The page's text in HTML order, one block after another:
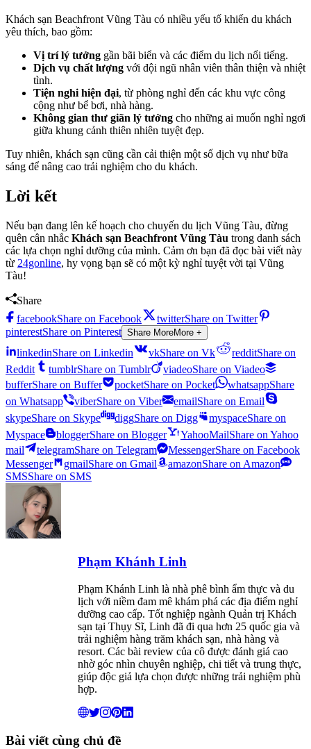
Khách sạn Beachfront Vũng Tàu có nhiều yếu tố khiến du khách
yêu thích, bao gồm:
Vị trí lý tưởng gần bãi biển và các điểm du lịch nổi tiếng.
Dịch vụ chất lượng với đội ngũ nhân viên thân thiện và nhiệt
tình.
Tiện nghi hiện đại, từ phòng nghỉ đến các khu vực công
cộng như bể bơi, nhà hàng.
Không gian thư giãn lý tưởng cho những ai muốn nghỉ ngơi
giữa khung cảnh thiên nhiên tuyệt đẹp.
Tuy nhiên, khách sạn cũng cần cải thiện một số dịch vụ như bữa
sáng để nâng cao trải nghiệm cho du khách.
Lời kết
Nếu bạn đang lên kế hoạch cho chuyến du lịch Vũng Tàu, đừng
quên cân nhắc Khách sạn Beachfront Vũng Tàu trong danh sách
các lựa chọn nghỉ dưỡng của mình. Cảm ơn bạn đã đọc bài viết này
từ 24gonline, hy vọng bạn sẽ có một kỳ nghỉ tuyệt vời tại Vũng
Tàu!
Share
facebookShare on Facebook twitterShare on Twitter
pinterestShare on Pinterest Share MoreMore +
linkedinShare on Linkedin vkShare on Vk redditShare on
Reddit
tumblrShare on Tumblr viadeoShare on Viadeo
bufferShare on Buffer pocketShare on Pocket whatsappShare
on Whatsapp
viberShare on Viber emailShare on Email
skypeShare on Skype diggShare on Digg myspaceShare on
Myspace
bloggerShare on Blogger YahooMailShare on Yahoo
mail
telegramShare on Telegram MessengerShare on Facebook
Messenger
gmailShare on Gmail amazonShare on Amazon
SMSShare on SMS
Phạm Khánh Linh
Phạm Khánh Linh là nhà phê bình ẩm thực và du
lịch với niềm đam mê khám phá các địa điểm nghỉ
dưỡng cao cấp. Tốt nghiệp ngành Quản trị Khách
sạn tại Thụy Sĩ, Linh đã đi qua hơn 25 quốc gia và
trải nghiệm hàng trăm khách sạn, nhà hàng và
resort. Các bài review của cô được đánh giá cao
nhờ góc nhìn chuyên nghiệp, chi tiết và trung thực,
giúp độc giả lựa chọn được những trải nghiệm phù
hợp.
Bài viết cùng chủ đề